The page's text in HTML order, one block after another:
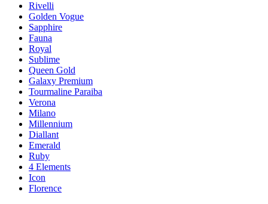
Rivelli
Golden Vogue
Sapphire
Fauna
Royal
Sublime
Queen Gold
Galaxy Premium
Tourmaline Paraiba
Verona
Milano
Millennium
Diallant
Emerald
Ruby
4 Elements
Icon
Florence